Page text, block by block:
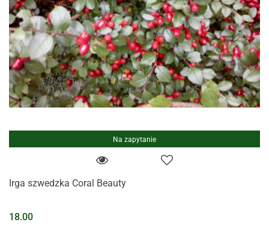
Na zapytanie
Irga szwedzka Coral Beauty
18.00